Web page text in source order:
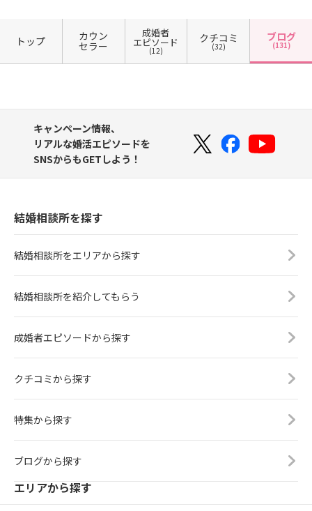
トップ カウン
セラー
成婚者
エピソード
(12)
クチコミ
(32)
ブログ
(131)
キャンペーン情報、
リアルな婚活エピソードを
SNSからもGETしよう！
結婚相談所を探す
結婚相談所をエリアから探す
結婚相談所を紹介してもらう
成婚者エピソードから探す
クチコミから探す
特集から探す
ブログから探す
エリアから探す